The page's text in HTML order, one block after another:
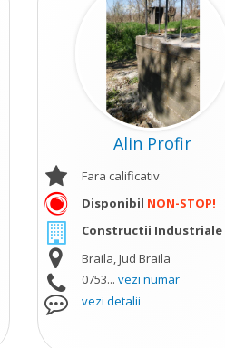
Alin Profir
Fara calificativ
Disponibil NON-STOP!
Constructii Industriale
Braila, Jud Braila
0753...vezi numar
vezi detalii